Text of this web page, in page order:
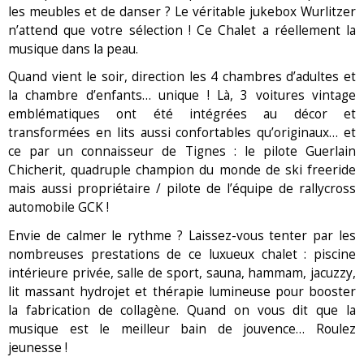
les meubles et de danser ? Le véritable jukebox Wurlitzer
n’attend que votre sélection ! Ce Chalet a réellement la
musique dans la peau.
Quand vient le soir, direction les 4 chambres d’adultes et
la chambre d’enfants… unique ! Là, 3 voitures vintage
emblématiques ont été intégrées au décor et
transformées en lits aussi confortables qu’originaux… et
ce par un connaisseur de Tignes : le pilote Guerlain
Chicherit, quadruple champion du monde de ski freeride
mais aussi propriétaire / pilote de l’équipe de rallycross
automobile GCK !
Envie de calmer le rythme ? Laissez-vous tenter par les
nombreuses prestations de ce luxueux chalet : piscine
intérieure privée, salle de sport, sauna, hammam, jacuzzy,
lit massant hydrojet et thérapie lumineuse pour booster
la fabrication de collagène. Quand on vous dit que la
musique est le meilleur bain de jouvence… Roulez
jeunesse !